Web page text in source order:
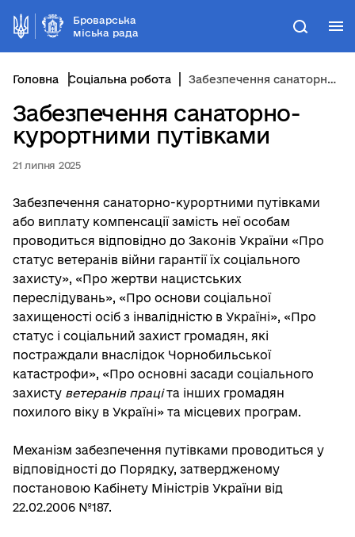
Броварська
міська рада
Пошук
Головна Соціальна робота Забезпечення санаторно-курортними путівками
Забезпечення санаторно-
курортними путівками
21 липня 2025
Забезпечення санаторно-курортними путівками
або виплату компенсації замість неї особам
проводиться відповідно до Законів України «Про
статус ветеранів війни гарантії їх соціального
захисту», «Про жертви нацистських
переслідувань», «Про основи соціальної
захищеності осіб з інвалідністю в Україні», «Про
статус і соціальний захист громадян, які
постраждали внаслідок Чорнобильської
катастрофи», «Про основні засади соціального
захисту ветеранів праціта інших громадян
похилого віку в Україні» та місцевих програм.
Механізм забезпечення путівками проводиться у
відповідності до Порядку, затвердженому
постановою Кабінету Міністрів України від
22.02.2006 №187.